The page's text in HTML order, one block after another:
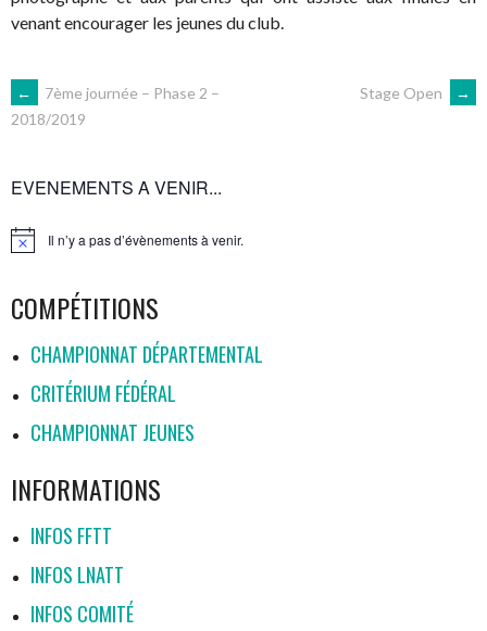
venant encourager les jeunes du club.
NAVIGATION
ARTICLES
←
7ème journée – Phase 2 –
2018/2019
Stage Open →
EVENEMENTS A VENIR...
Notice Il n’y a pas d’évènements à venir.
COMPÉTITIONS
CHAMPIONNAT DÉPARTEMENTAL
CRITÉRIUM FÉDÉRAL
CHAMPIONNAT JEUNES
INFORMATIONS
INFOS FFTT
INFOS LNATT
INFOS COMITÉ